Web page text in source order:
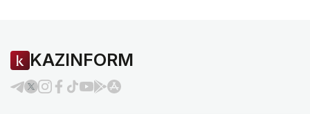
KAZINFORM